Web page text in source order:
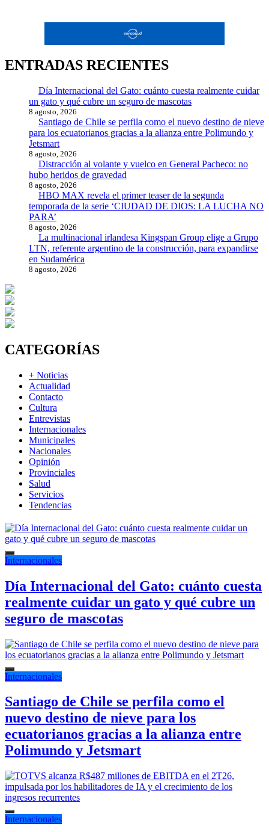
ENTRADAS RECIENTES
Día Internacional del Gato: cuánto cuesta realmente cuidar
un gato y qué cubre un seguro de mascotas
8 agosto, 2026
Santiago de Chile se perfila como el nuevo destino de nieve
para los ecuatorianos gracias a la alianza entre Polimundo y
Jetsmart
8 agosto, 2026
Distracción al volante y vuelco en General Pacheco: no
hubo heridos de gravedad
8 agosto, 2026
HBO MAX revela el primer teaser de la segunda
temporada de la serie ‘CIUDAD DE DIOS: LA LUCHA NO
PARA’
8 agosto, 2026
La multinacional irlandesa Kingspan Group elige a Grupo
LTN, referente argentino de la construcción, para expandirse
en Sudamérica
8 agosto, 2026
CATEGORÍAS
+ Noticias
Actualidad
Contacto
Cultura
Entrevistas
Internacionales
Municipales
Nacionales
Opinión
Provinciales
Salud
Servicios
Tendencias
Internacionales
Día Internacional del Gato: cuánto cuesta
realmente cuidar un gato y qué cubre un
seguro de mascotas
Internacionales
Santiago de Chile se perfila como el
nuevo destino de nieve para los
ecuatorianos gracias a la alianza entre
Polimundo y Jetsmart
Internacionales